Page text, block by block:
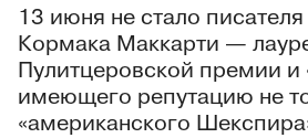
13 июня не стало
Кормака Маккарти —
Пулитцеровской премии и
имеющего репутацию не
«американского